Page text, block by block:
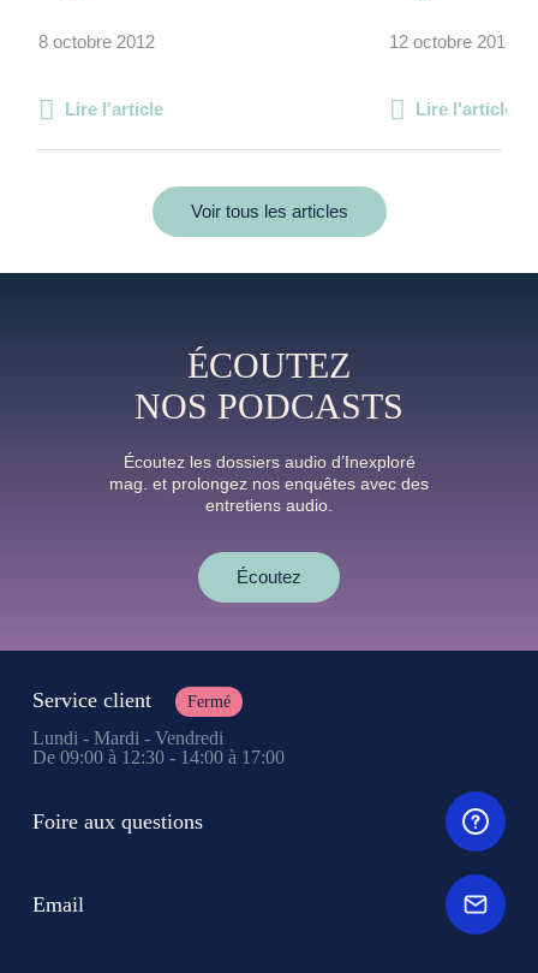
8 octobre 2012
Lire l'article
12 octobre 2015
Lire l'article
Voir tous les articles
ÉCOUTEZ
NOS PODCASTS
Écoutez les dossiers audio d’Inexploré
mag. et prolongez nos enquêtes avec des
entretiens audio.
Écoutez
Service client Fermé
Lundi - Mardi - Vendredi
De 09:00 à 12:30 - 14:00 à 17:00
Foire aux questions
Email